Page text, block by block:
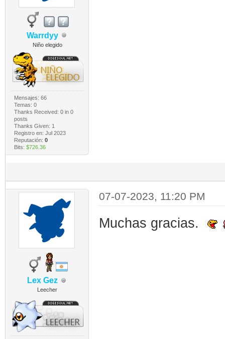
Warrdyy
Niño elegido
Mensajes: 66
Temas: 0
Thanks Received: 0in 0
posts
Thanks Given: 1
Registro en: Jul 2023
Reputación: 0
Bits: $726.36
Lex Gez
Leecher
07-07-2023, 11:20 PM
Muchas gracias.